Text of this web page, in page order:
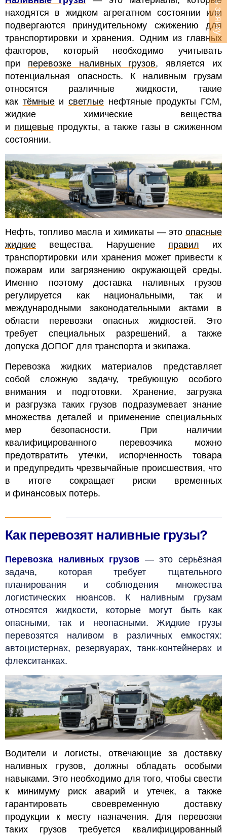
находятся в жидком агрегатном состоянии или
подвергаются принудительному сжижению для
транспортировки и хранения. Одним из главных
факторов, который необходимо учитывать
при перевозке наливных грузов, является их
потенциальная опасность. К наливным грузам
относятся различные жидкости, такие
как тёмныеисветлые нефтяные продукты ГСМ,
жидкие химические вещества
и пищевыепродукты, а также газы в сжиженном
состоянии.
Нефть, топливо масла и химикаты — этоопасные
жидкие вещества. Нарушение правил их
транспортировки или хранения может привести к
пожарам или загрязнению окружающей среды.
Именно поэтому доставка наливных грузов
регулируется как национальными, так и
международными законодательными актами в
области перевозки опасных жидкостей. Это
требует специальных разрешений, а также
допуска ДОПОГ для транспорта и экипажа.
Перевозка жидких материалов представляет
собой сложную задачу, требующую особого
внимания и подготовки. Хранение, загрузка
и разгрузка таких грузов подразумевает знание
множества деталей и применение специальных
мер безопасности. При наличии
квалифицированного перевозчика можно
предотвратить утечки, испорченность товара
и предупредить чрезвычайные происшествия, что
в итоге сокращает риски временных
и финансовых потерь.
Как перевозят наливные грузы?
Перевозка наливных грузов — это серьёзная
задача, которая требует тщательного
планирования и соблюдения множества
логистических нюансов. К наливным грузам
относятся жидкости, которые могут быть как
опасными, так и неопасными. Жидкие грузы
перевозятся наливом в различных емкостях:
автоцистернах, резервуарах, танк-контейнерах и
флекситанках.
Водители и логисты, отвечающие за доставку
наливных грузов, должны обладать особыми
навыками. Это необходимо для того, чтобы свести
к минимуму риск аварий и утечек, а также
гарантировать своевременную доставку
продукции к месту назначения. Для перевозки
таких грузов требуется квалифицированный